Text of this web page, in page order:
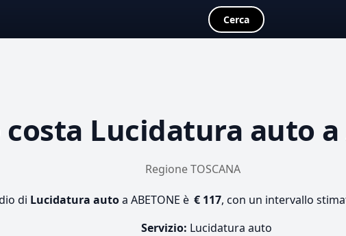
Cerca
Lucidatura auto a
Regione TOSCANA
di Lucidatura autoa ABETONE è € 117, con un intervallo
Servizio: Lucidatura auto